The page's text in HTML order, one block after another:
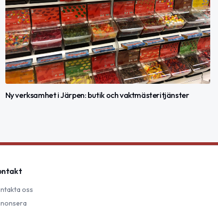
Ny verksamhet i Järpen: butik och vaktmästeritjänster
oss